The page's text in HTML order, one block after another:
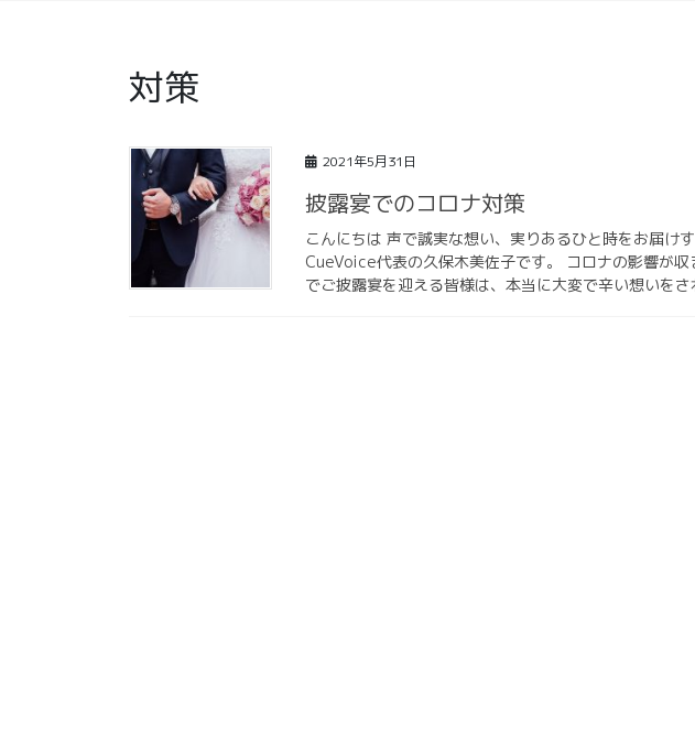
対策
2021年5月31日
披露宴でのコロナ対策
こんにちは 声で誠実な想い、実りあるひと時をお届け
CueVoice代表の久保木美佐子です。 コロナの影響が
でご披露宴を迎える皆様は、本当に大変で辛い想いを